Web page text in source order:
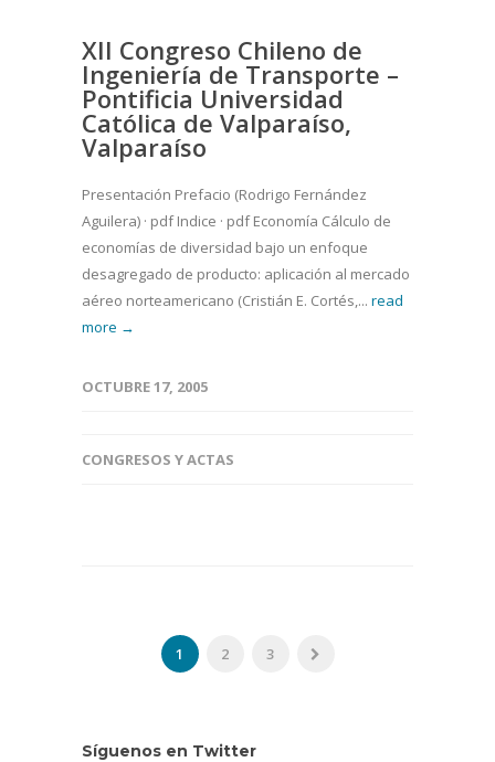
XII Congreso Chileno de
Ingeniería de Transporte –
Pontificia Universidad
Católica de Valparaíso,
Valparaíso
Presentación Prefacio (Rodrigo Fernández
Aguilera) · pdf Indice · pdf Economía Cálculo de
economías de diversidad bajo un enfoque
desagregado de producto: aplicación al mercado
aéreo norteamericano (Cristián E. Cortés,... read
more →
OCTUBRE 17, 2005
CONGRESOS Y ACTAS
1 2 3
Síguenos en Twitter